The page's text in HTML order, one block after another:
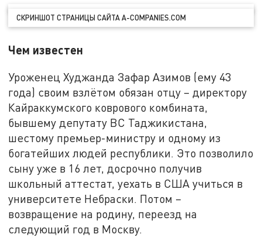
СКРИНШОТ СТРАНИЦЫ САЙТА A-COMPANIES.COM
Чем известен
Уроженец Худжанда Зафар Азимов (ему 43
года) своим взлётом обязан отцу – директору
Кайраккумского коврового комбината,
бывшему депутату ВС Таджикистана,
шестому премьер-министру и одному из
богатейших людей республики. Это позволило
сыну уже в 16 лет, досрочно получив
школьный аттестат, уехать в США учиться в
университете Небраски. Потом –
возвращение на родину, переезд на
следующий год в Москву.